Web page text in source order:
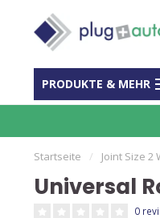
PRODUKTE & MEHR
Shop für Automation
Startseite / Joint Size 2
Universal
0